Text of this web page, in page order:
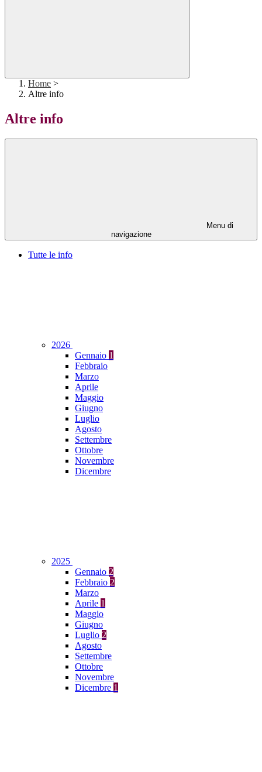
Home >
Altre info
Altre info
Menu di
navigazione
Tutte le info
2026
Gennaio 1
Febbraio
Marzo
Aprile
Maggio
Giugno
Luglio
Agosto
Settembre
Ottobre
Novembre
Dicembre
2025
Gennaio 2
Febbraio 2
Marzo
Aprile 1
Maggio
Giugno
Luglio 2
Agosto
Settembre
Ottobre
Novembre
Dicembre 1